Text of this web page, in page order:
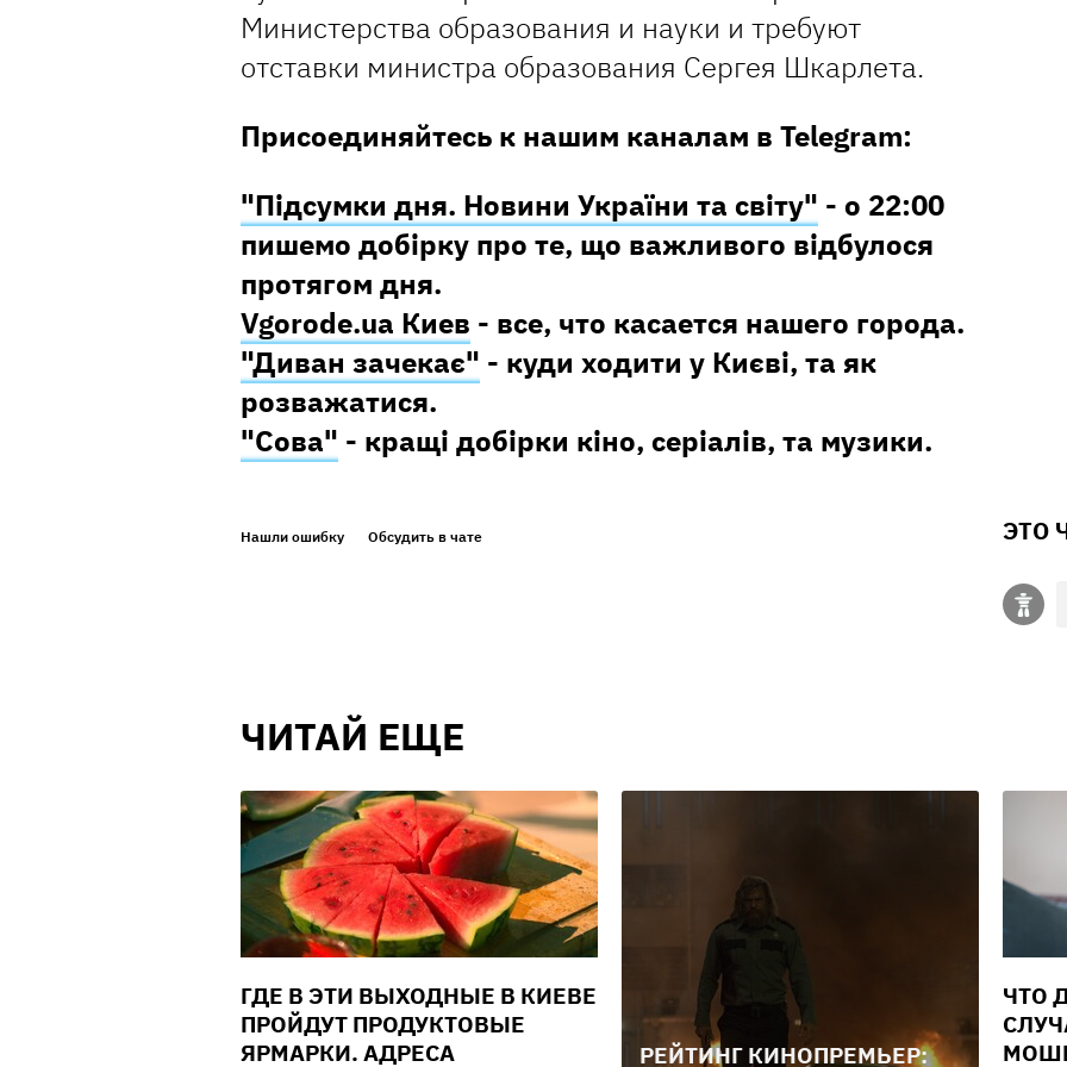
Министерства образования и науки и требуют
отставки министра образования Сергея Шкарлета.
Присоединяйтесь к нашим каналам в Telegram:
"Підсумки дня. Новини України та світу" - о 22:00
пишемо добірку про те, що важливого відбулося
протягом дня.
Vgorode.ua Киев - все, что касается нашего города.
"Диван зачекає" - куди ходити у Києві, та як
розважатися.
"Сова" - кращі добірки кіно, серіалів, та музики.
Нашли ошибку Обсудить в чате ЭТО
ЧИТАЙ ЕЩЕ
ГДЕ В ЭТИ ВЫХОДНЫЕ В КИЕВЕ
ПРОЙДУТ ПРОДУКТОВЫЕ
ЯРМАРКИ. АДРЕСА
РЕЙТИНГ КИНОПРЕМЬЕР:
ЧТО